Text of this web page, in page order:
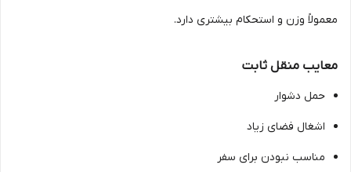
معمولاً وزن و استحکام بیشتری دارد.
معایب منقل ثابت
حمل دشوار
اشغال فضای زیاد
مناسب نبودن برای سفر